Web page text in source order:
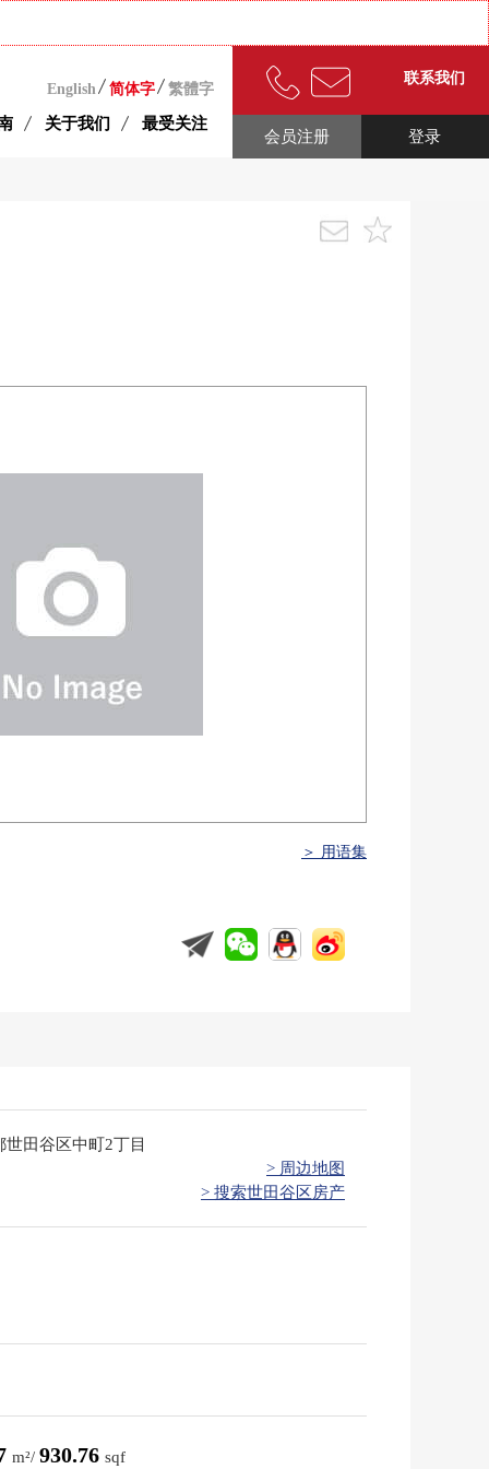
English 简体字 繁體字
关于我们 最受关注
联系我们
登录
会员注册
＞ 用语集
世田谷区中町2丁目
> 周边地图
> 搜索世田谷区房产
m²/ 930.76 sqf